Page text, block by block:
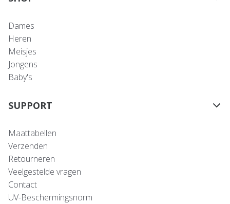
Dames
Heren
Meisjes
Jongens
Baby's
SUPPORT
Maattabellen
Verzenden
Retourneren
Veelgestelde vragen
Contact
UV-Beschermingsnorm